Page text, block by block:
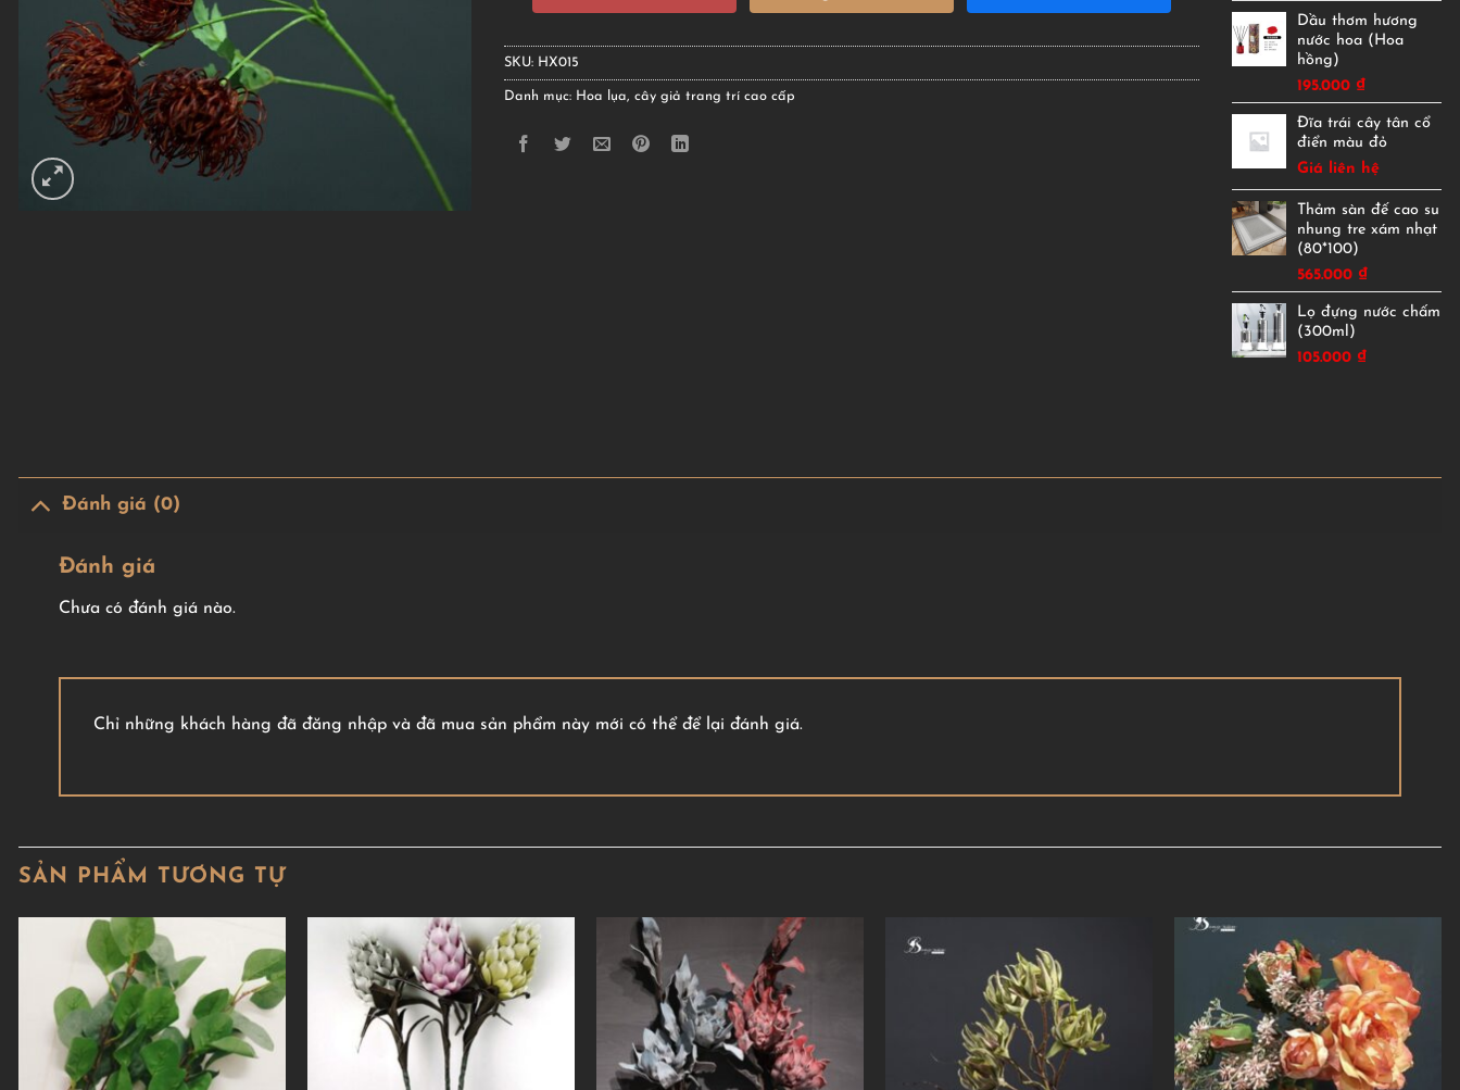
SKU: HX015
Danh mục: Hoa lụa, cây giả trang trí cao cấp
Dầu thơm hương
nước hoa (Hoa
hồng)
195.000 ₫
Đĩa trái cây tân cổ
điển màu đỏ
Giá liên hệ
Thảm sàn đế cao su
nhung tre xám nhạt
(80*100)
565.000 ₫
Lọ đựng nước chấm
(300ml)
105.000 ₫
Đánh giá (0)
Đánh giá
Chưa có đánh giá nào.
Chỉ những khách hàng đã đăng nhập và đã mua sản phẩm này mới có thể để lại đánh giá.
SẢN PHẨM TƯƠNG TỰ